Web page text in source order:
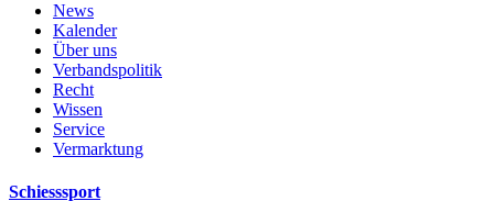
News
Kalender
Über uns
Verbandspolitik
Recht
Wissen
Service
Vermarktung
Schiesssport